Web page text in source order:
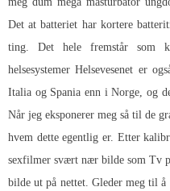
Det at batteriet har kortere
ting. Det hele fremstår som
helsesystemer Helsevesenet er
Italia og Spania enn i Norge, og
Når jeg eksponerer meg så til de
hvem dette egentlig er. Etter
sexfilmer svært nær bilde som Tv
bilde ut på nettet. Gleder meg til